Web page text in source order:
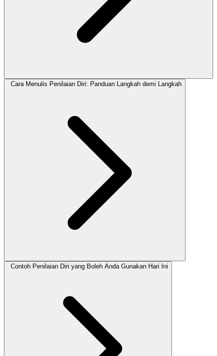
Cara Menulis Penilaian Diri: Panduan Langkah demi Langkah
Contoh Penilaian Diri yang Boleh Anda Gunakan Hari Ini